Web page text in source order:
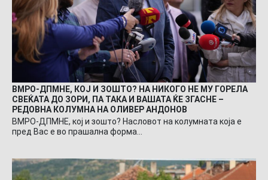
ВМРО-ДПМНЕ, КОЈ И ЗОШТО? НА НИКОГО НЕ МУ ГОРЕЛА
СВЕЌАТА ДО ЗОРИ, ПА ТАКА И ВАШАТА ЌЕ ЗГАСНЕ –
РЕДОВНА КОЛУМНА НА ОЛИВЕР АНДОНОВ
ВМРО-ДПМНЕ, кој и зошто? Насловот на колумната која е
пред Вас е во прашална форма…